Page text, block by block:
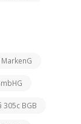
MarkenG
305c BGB